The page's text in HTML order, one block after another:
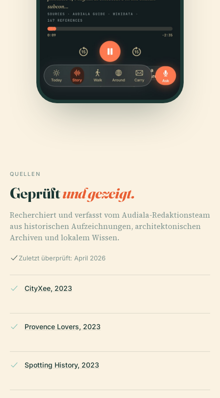
QUELLEN
Geprüftund gezeigt.
Recherchiert und verfasst vom Audiala-Redaktionsteam
aus historischen Aufzeichnungen, architektonischen
Archiven und lokalem Wissen.
Zuletzt überprüft: April 2026
CityXee, 2023
Provence Lovers, 2023
Spotting History, 2023